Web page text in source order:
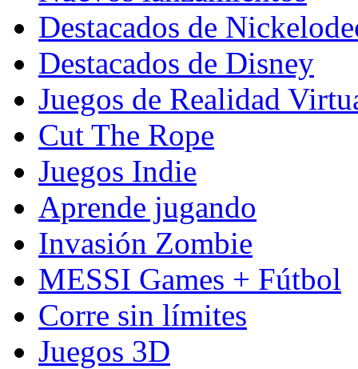
Destacados de
Destacados de Disney
Juegos de Realidad
Cut The Rope
Juegos Indie
Aprende jugando
Invasión Zombie
MESSI Games + Fútbol
Corre sin límites
Juegos 3D